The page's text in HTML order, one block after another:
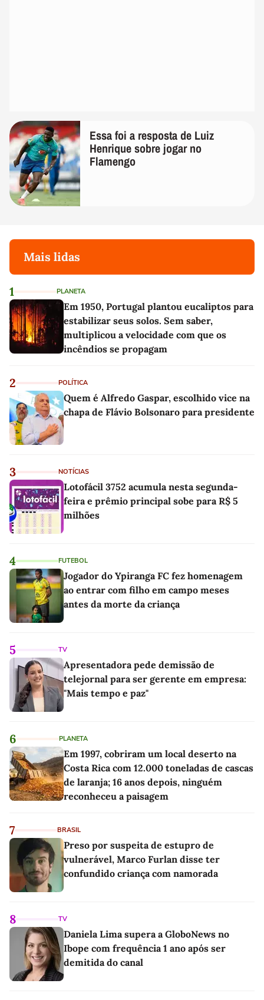
Essa foi a resposta de Luiz
Henrique sobre jogar no
Flamengo
Mais lidas
1 PLANETA
Em 1950, Portugal plantou eucaliptos para
estabilizar seus solos. Sem saber,
multiplicou a velocidade com que os
incêndios se propagam
2 POLÍTICA
Quem é Alfredo Gaspar, escolhido vice na
chapa de Flávio Bolsonaro para presidente
3 NOTÍCIAS
Lotofácil 3752 acumula nesta segunda-
feira e prêmio principal sobe para R$ 5
milhões
4 FUTEBOL
Jogador do Ypiranga FC fez homenagem
ao entrar com filho em campo meses
antes da morte da criança
5 TV
Apresentadora pede demissão de
telejornal para ser gerente em empresa:
"Mais tempo e paz"
6 PLANETA
Em 1997, cobriram um local deserto na
Costa Rica com 12.000 toneladas de cascas
de laranja; 16 anos depois, ninguém
reconheceu a paisagem
7 BRASIL
Preso por suspeita de estupro de
vulnerável, Marco Furlan disse ter
confundido criança com namorada
8 TV
Daniela Lima supera a GloboNews no
Ibope com frequência 1 ano após ser
demitida do canal